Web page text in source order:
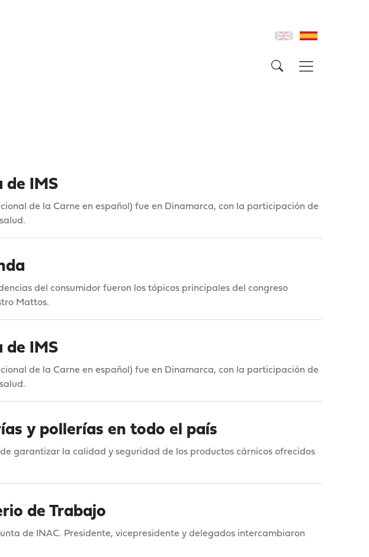
de IMS
de la Carne en español) fue en Dinamarca, con la participación de
del consumidor fueron los tópicos principales del congreso
Mattos.
de IMS
de la Carne en español) fue en Dinamarca, con la participación de
y pollerías en todo el país
garantizar la calidad y seguridad de los productos cárnicos ofrecidos
de Trabajo
de INAC. Presidente, vicepresidente y delegados intercambiaron